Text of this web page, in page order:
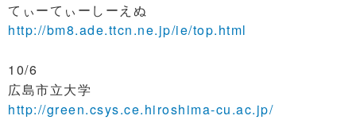
てぃーてぃーしーえぬ
http://bm8.ade.ttcn.ne.jp/ie/top.html
10/6
広島市立大学
http://green.csys.ce.hiroshima-cu.ac.jp/